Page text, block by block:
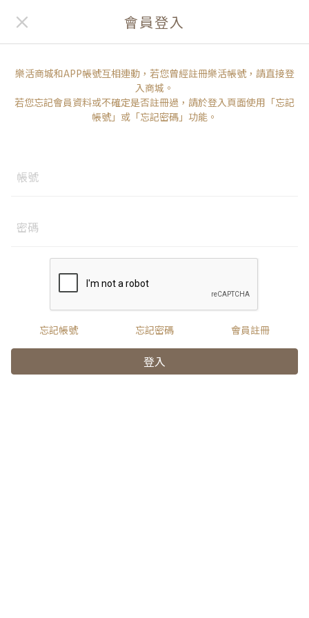
會員登入
樂活商城和APP帳號互相連動，若您曾經註冊樂活帳號，請直接登
入商城。
若您忘記會員資料或不確定是否註冊過，請於登入頁面使用「忘記
帳號」或「忘記密碼」功能。
忘記帳號 忘記密碼 會員註冊
登入